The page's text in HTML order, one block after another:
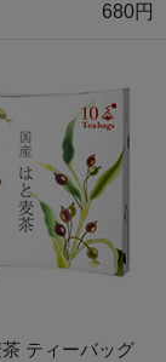
680円
ティーバッグ